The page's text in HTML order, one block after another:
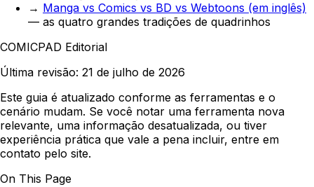
→ Manga vs Comics vs BD vs Webtoons (em inglês)
— as quatro grandes tradições de quadrinhos
COMICPAD Editorial
Última revisão: 21 de julho de 2026
Este guia é atualizado conforme as ferramentas e o
cenário mudam. Se você notar uma ferramenta nova
relevante, uma informação desatualizada, ou tiver
experiência prática que vale a pena incluir, entre em
contato pelo site.
On This Page